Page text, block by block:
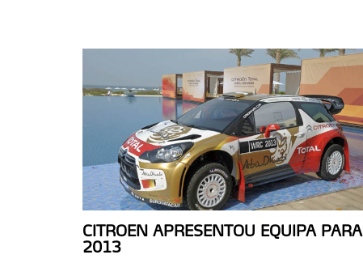
CITROEN APRESENTOU EQUIPA PARA
2013